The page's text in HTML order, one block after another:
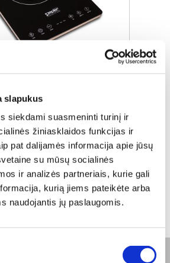
slapukus
siekdami suasmeninti turinį ir
žiniasklaidos funkcijas ir
pat dalijamės informacija apie jūsų
su mūsų socialinės
ir analizės partneriais, kurie gali
kurią jiems pateikėte arba
naudojantis jų paslaugomis.
ⓘkaina
pirkite